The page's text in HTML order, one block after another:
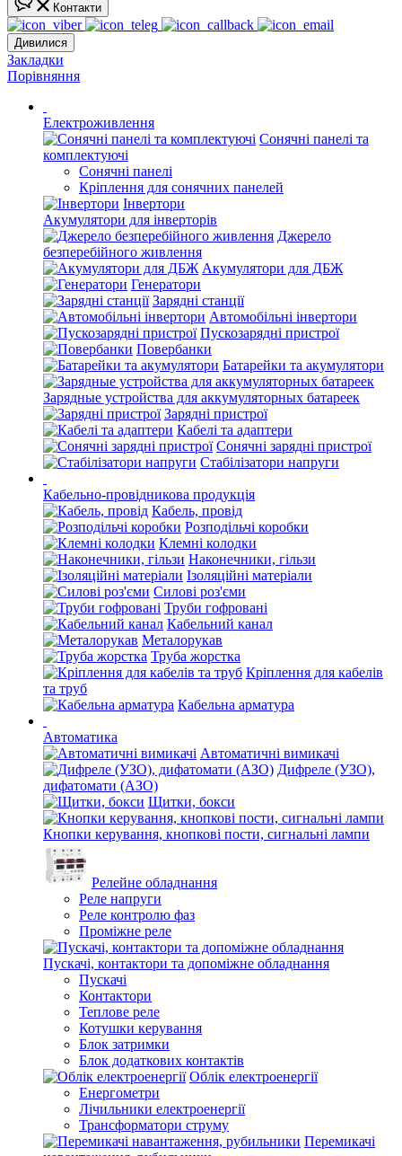
Контакти
Дивилися
Закладки
Порівняння
Електроживлення
Сонячні панелі та
комплектуючі
Сонячні панелі
Кріплення для сонячних панелей
Інвертори
Акумулятори для інверторів
Джерело
безперебійного живлення
Акумулятори для ДБЖ
Генератори
Зарядні станції
Автомобільні інвертори
Пускозарядні пристрої
Повербанки
Батарейки та акумулятори
Зарядные устройства для аккумуляторных батареек
Зарядні пристрої
Кабелі та адаптери
Сонячні зарядні пристрої
Стабілізатори напруги
Кабельно-провідникова продукція
Кабель, провід
Розподільчі коробки
Клемні колодки
Наконечники, гільзи
Ізоляційні матеріали
Силові роз'єми
Труби гофровані
Кабельний канал
Металорукав
Труба жорстка
Кріплення для кабелів
та труб
Кабельна арматура
Автоматика
Автоматичні вимикачі
Дифреле (УЗО),
дифатомати (АЗО)
Щитки, бокси
Кнопки керування, кнопкові пости, сигнальні лампи
Релейне обладнання
Реле напруги
Реле контролю фаз
Проміжне реле
Пускачі, контактори та допоміжне обладнання
Пускачі
Контактори
Теплове реле
Котушки керування
Блок затримки
Блок додаткових контактів
Облік електроенергії
Енергометри
Лічильники електроенергії
Трансформатори струму
Перемикачі